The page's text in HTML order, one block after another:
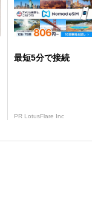
最短5分で接続
PR LotusFlare Inc